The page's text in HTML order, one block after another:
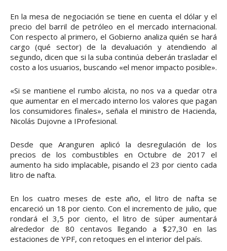
En la mesa de negociación se tiene en cuenta el dólar y el
precio del barril de petróleo en el mercado internacional.
Con respecto al primero, el Gobierno analiza quién se hará
cargo (qué sector) de la devaluación y atendiendo al
segundo, dicen que si la suba continúa deberán trasladar el
costo a los usuarios, buscando «el menor impacto posible».
«Si se mantiene el rumbo alcista, no nos va a quedar otra
que aumentar en el mercado interno los valores que pagan
los consumidores finales», señala el ministro de Hacienda,
Nicolás Dujovne a IProfesional.
Desde que Aranguren aplicó la desregulación de los
precios de los combustibles en Octubre de 2017 el
aumento ha sido implacable, pisando el 23 por ciento cada
litro de nafta.
En los cuatro meses de este año, el litro de nafta se
encareció un 18 por ciento. Con el incremento de julio, que
rondará el 3,5 por ciento, el litro de súper aumentará
alrededor de 80 centavos llegando a $27,30 en las
estaciones de YPF, con retoques en el interior del país.